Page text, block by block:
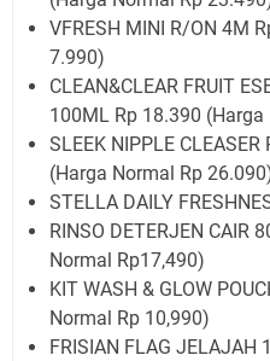
VFRESH MINI R/ON 4M
7.990)
CLEAN&CLEAR FRUIT
100ML Rp 18.390
SLEEK NIPPLE
(Harga Normal Rp
STELLA DAILY
RINSO DETERJEN CAIR
Normal Rp17,490)
KIT WASH & GLOW
Normal Rp 10,990)
FRISIAN FLAG JELAJAH